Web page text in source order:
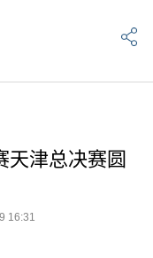
天津总决赛圆
16:31